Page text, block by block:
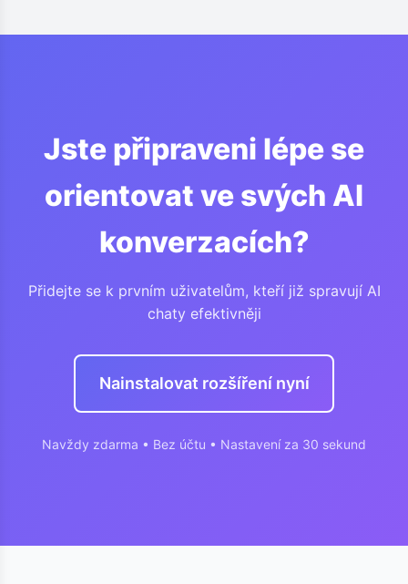
Jste připraveni lépe se
orientovat ve svých AI
konverzacích?
Přidejte se k prvním uživatelům, kteří již spravují AI
chaty efektivněji
Nainstalovat rozšíření nyní
Navždy zdarma • Bez účtu • Nastavení za 30 sekund